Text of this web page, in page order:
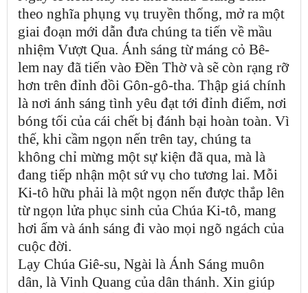
theo nghĩa phụng vụ truyền thống, mở ra một
giai đoạn mới dẫn đưa chúng ta tiến về mầu
nhiệm Vượt Qua. Ánh sáng từ máng cỏ Bê-
lem nay đã tiến vào Đền Thờ và sẽ còn rạng rỡ
hơn trên đỉnh đồi Gôn-gô-tha. Thập giá chính
là nơi ánh sáng tình yêu đạt tới đỉnh điểm, nơi
bóng tối của cái chết bị đánh bại hoàn toàn. Vì
thế, khi cầm ngọn nến trên tay, chúng ta
không chỉ mừng một sự kiện đã qua, mà là
đang tiếp nhận một sứ vụ cho tương lai. Mỗi
Ki-tô hữu phải là một ngọn nến được thắp lên
từ ngọn lửa phục sinh của Chúa Ki-tô, mang
hơi ấm và ánh sáng đi vào mọi ngõ ngách của
cuộc đời.
Lạy Chúa Giê-su, Ngài là Ánh Sáng muôn
dân, là Vinh Quang của dân thánh. Xin giúp